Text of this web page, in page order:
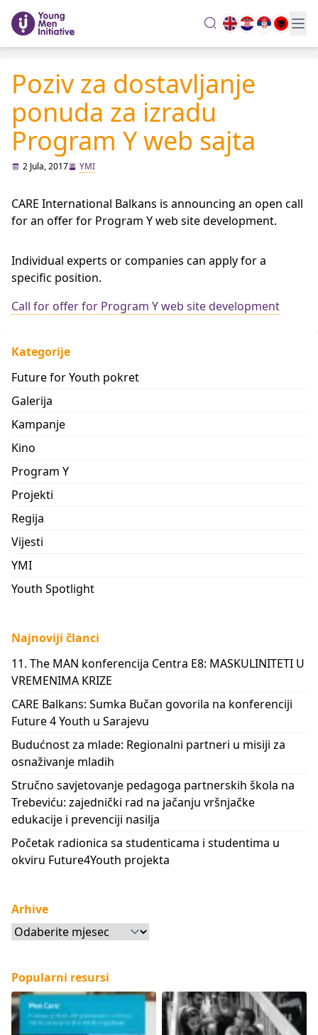
search
Poziv za dostavljanje
ponuda za izradu
Program Y web sajta
2 Jula, 2017 YMI
CARE International Balkans is announcing an open call
for an offer for Program Y web site development.
Individual experts or companies can apply for a
specific position.
Call for offer for Program Y web site development
Kategorije
Future for Youth pokret
Galerija
Kampanje
Kino
Program Y
Projekti
Regija
Vijesti
YMI
Youth Spotlight
Najnoviji članci
11. The MAN konferencija Centra E8: MASKULINITETI U
VREMENIMA KRIZE
CARE Balkans: Sumka Bučan govorila na konferenciji
Future 4 Youth u Sarajevu
Budućnost za mlade: Regionalni partneri u misiji za
osnaživanje mladih
Stručno savjetovanje pedagoga partnerskih škola na
Trebeviću: zajednički rad na jačanju vršnjačke
edukacije i prevenciji nasilja
Početak radionica sa studenticama i studentima u
okviru Future4Youth projekta
Arhive
Arhive
Popularni resursi